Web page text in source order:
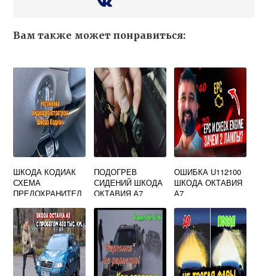
Вам также может понравиться:
ШКОДА КОДИАК
СХЕМА
ПРЕДОХРАНИТЕЛ
ПОДОГРЕВ
СИДЕНИЙ ШКОДА
ОКТАВИЯ А7
ОШИБКА U112100
ШКОДА ОКТАВИЯ
А7